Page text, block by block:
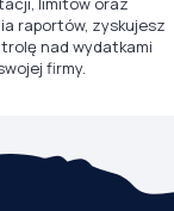
raportów, zyskujesz
nad wydatkami
firmy.